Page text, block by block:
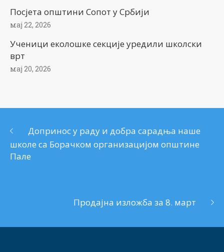
Посјета општини Сопот у Србији
мај 22, 2026
Ученици еколошке секције уредили школски
врт
мај 20, 2026
Допринос у раду и добра сарадња наше
школе са Борачком организацијом општине
Пале
Продајна изложба за 8. март